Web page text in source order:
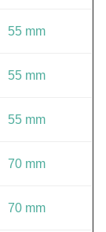
55 mm
55 mm
55 mm
70 mm
70 mm